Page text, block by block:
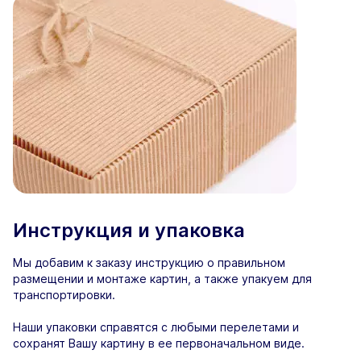
Инструкция и упаковка
Мы добавим к заказу инструкцию о правильном
размещении и монтаже картин, а также упакуем для
транспортировки.
Наши упаковки справятся с любыми перелетами и
сохранят Вашу картину в ее первоначальном виде.